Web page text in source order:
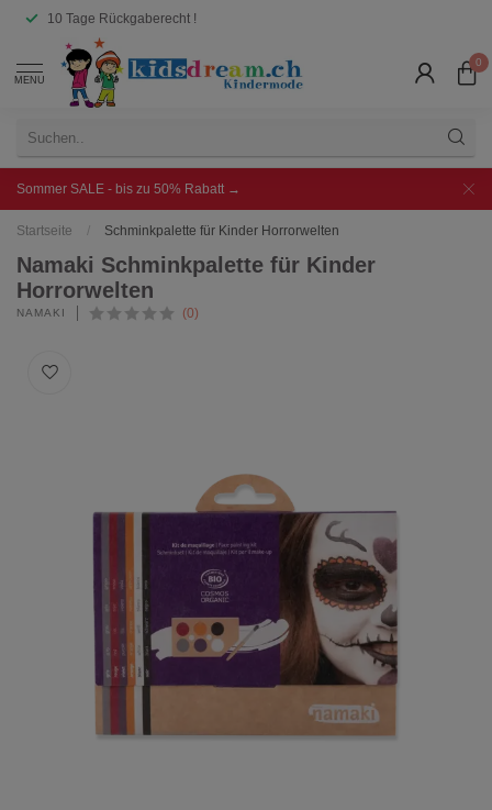
10 Tage Rückgaberecht !
MENU
0
Sommer SALE - bis zu 50% Rabatt →
Startseite / Schminkpalette für Kinder Horrorwelten
Namaki Schminkpalette für Kinder
Horrorwelten
NAMAKI (0)